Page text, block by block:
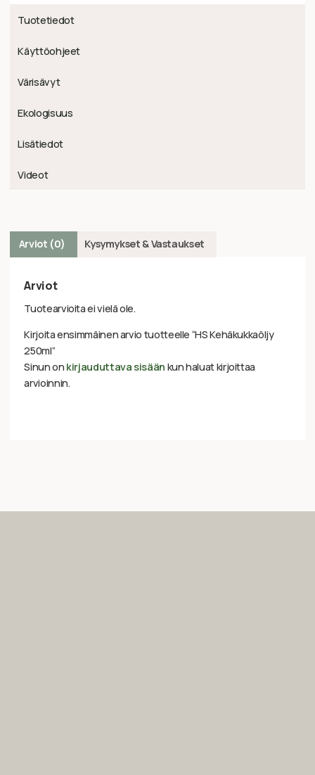
Tuotetiedot
Käyttöohjeet
Värisävyt
Ekologisuus
Lisätiedot
Videot
Arviot (0) Kysymykset & Vastaukset
Arviot
Tuotearvioita ei vielä ole.
Kirjoita ensimmäinen arvio tuotteelle “HS Kehäkukkaöljy
250ml”
Sinun on kirjauduttava sisään kun haluat kirjoittaa
arvioinnin.